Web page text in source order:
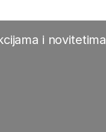
i novitetima